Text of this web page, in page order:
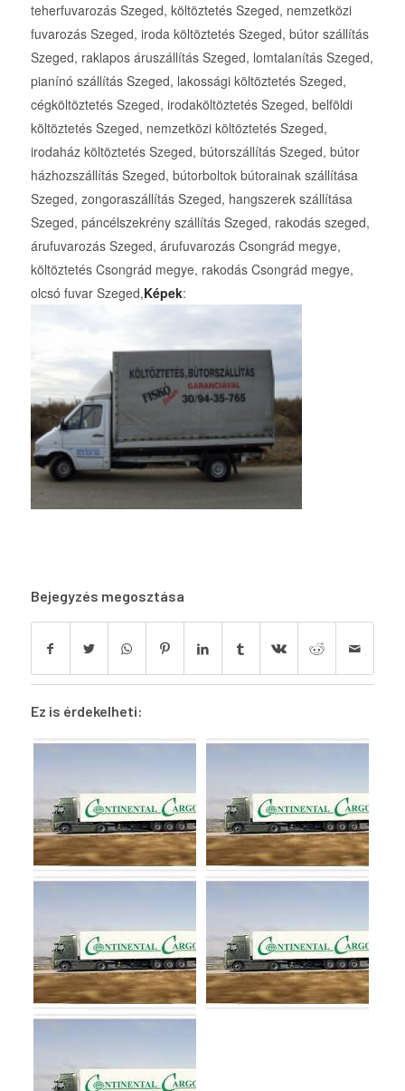
teherfuvarozás Szeged, költöztetés Szeged, nemzetközi
fuvarozás Szeged, iroda költöztetés Szeged, bútor szállítás
Szeged, raklapos áruszállítás Szeged, lomtalanítás Szeged,
pianínó szállítás Szeged, lakossági költöztetés Szeged,
cégköltöztetés Szeged, irodaköltöztetés Szeged, belföldi
költöztetés Szeged, nemzetközi költöztetés Szeged,
irodaház költöztetés Szeged, bútorszállítás Szeged, bútor
házhozszállítás Szeged, bútorboltok bútorainak szállítása
Szeged, zongoraszállítás Szeged, hangszerek szállítása
Szeged, páncélszekrény szállítás Szeged, rakodás szeged,
árufuvarozás Szeged, árufuvarozás Csongrád megye,
költöztetés Csongrád megye, rakodás Csongrád megye,
olcsó fuvar Szeged,Képek:
Bejegyzés megosztása
Ez is érdekelheti: